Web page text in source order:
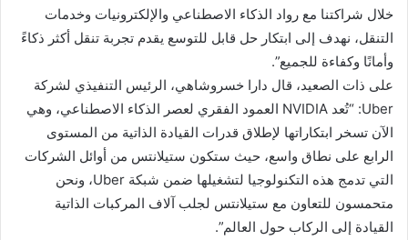
خلال شراكتنا مع رواد الذكاء الاصطناعي والإلكترونيات وخدمات
التنقل، نهدف إلى ابتكار حل قابل للتوسع يقدم تجربة تنقل أكثر ذكاءً
وأمانًا وكفاءة للجميع”.
على ذات الصعيد، قال دارا خسروشاهي، الرئيس التنفيذي لشركة
Uber: “تُعد NVIDIA العمود الفقري لعصر الذكاء الاصطناعي، وهي
الآن تسخر ابتكاراتها لإطلاق قدرات القيادة الذاتية من المستوى
الرابع على نطاق واسع، حيث ستكون ستيلانتس من أوائل الشركات
التي تدمج هذه التكنولوجيا لتشغيلها ضمن شبكة Uber، ونحن
متحمسون للتعاون مع ستيلانتس لجلب آلاف المركبات الذاتية
القيادة إلى الركاب حول العالم”.